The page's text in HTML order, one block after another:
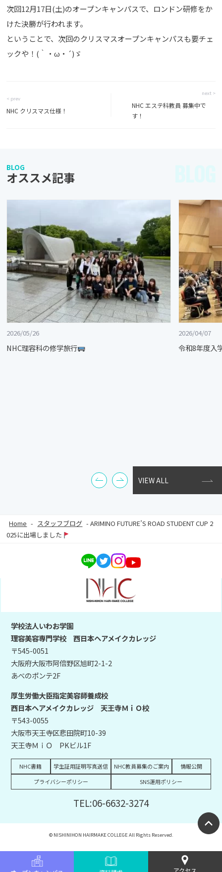
アクセス
次回12月17日(土)のオープンキャンパスで、ロンドン研修をか
けた決勝が行われます。
ということで、次回のクリスマスオープンキャンパスも要チェ
ックや！(｀・ω・´)ゞ
< prev
NHC クリスマス仕様！
next >
NHC エステ科教員 募集中で
す！
BLOG
オススメ記事
2026/05/26
NHC理容科の修学旅行
2026/04/07
令和8年度入
VIEW ALL
Home - スタッフブログ -ARIMINO FUTURE’S ROAD STUDENT CUP 2
025に出場しました
学校法人いわお学園
理容美容専門学校 西日本ヘアメイクカレッジ
〒545-0051
大阪府大阪市阿倍野区旭町2-1-2
あべのポンテ2F
厚生労働大臣指定美容師養成校
西日本ヘアメイクカレッジ 天王寺ＭｉＯ校
〒543-0055
大阪市天王寺区悲田院町10-39
天王寺ＭｉＯ PKビル1F
NHC書籍 学生証用証明写真送信 NHC教員募集のご案内
情報公開
プライバシーポリシー
SNS運用ポリシー
TEL:06-6632-3274
© NISHINIHON HAIRMAKE COLLEGE All Rights Reserved.